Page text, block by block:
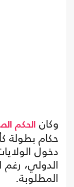
وكان الحكم
دخول
الدولي، رغم
المطلوبة.